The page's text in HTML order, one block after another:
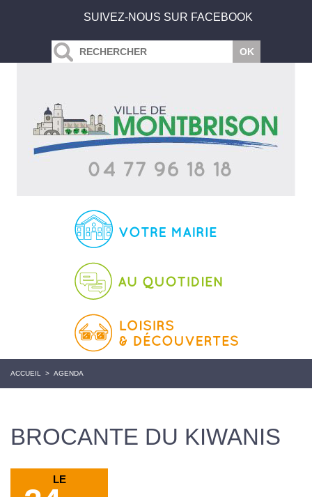
SUIVEZ-NOUS SUR FACEBOOK
ACCUEIL > AGENDA
BROCANTE DU KIWANIS
LE